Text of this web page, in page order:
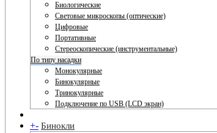
Биологические
Световые микроскопы (оптические)
Цифровые
Портативные
Стереоскопические (инструментальные)
По типу насадки
Монокулярные
Бинокулярные
Тринокулярные
Подключение по USB (LCD экран)
+- Бинокли